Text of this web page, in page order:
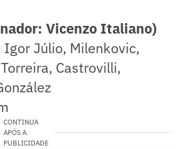
Vicenzo Italiano)
Júlio, Milenkovic,
Castrovilli,
CONTINUA
APÓS A
PUBLICIDADE